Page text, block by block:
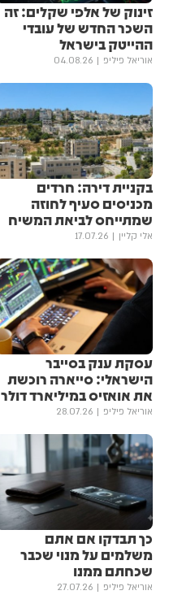
זינוק של אלפי שקלים: זה
השכר החדש של עובדי
ההייטק בישראל
אוריאל פיליפ 04.08.26
בקניית דירה: חרדים
מכניסים סעיף לחוזה
שמתייחס לביאת המשיח
אלי קליין 17.07.26
עסקת ענק בסייבר
הישראלי: סייארה רוכשת
את אואזיס במיליארד דולר
אוריאל פיליפ 28.07.26
כך תבדקו אם אתם
משלמים על מנוי שכבר
שכחתם ממנו
אוריאל פיליפ 27.07.26